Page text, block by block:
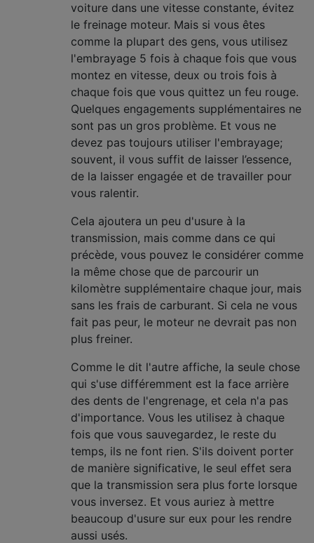
voiture dans une vitesse constante, évitez
le freinage moteur. Mais si vous êtes
comme la plupart des gens, vous utilisez
l'embrayage 5 fois à chaque fois que vous
montez en vitesse, deux ou trois fois à
chaque fois que vous quittez un feu rouge.
Quelques engagements supplémentaires ne
sont pas un gros problème. Et vous ne
devez pas toujours utiliser l'embrayage;
souvent, il vous suffit de laisser l’essence,
de la laisser engagée et de travailler pour
vous ralentir.
Cela ajoutera un peu d'usure à la
transmission, mais comme dans ce qui
précède, vous pouvez le considérer comme
la même chose que de parcourir un
kilomètre supplémentaire chaque jour, mais
sans les frais de carburant. Si cela ne vous
fait pas peur, le moteur ne devrait pas non
plus freiner.
Comme le dit l'autre affiche, la seule chose
qui s'use différemment est la face arrière
des dents de l'engrenage, et cela n'a pas
d'importance. Vous les utilisez à chaque
fois que vous sauvegardez, le reste du
temps, ils ne font rien. S'ils doivent porter
de manière significative, le seul effet sera
que la transmission sera plus forte lorsque
vous inversez. Et vous auriez à mettre
beaucoup d'usure sur eux pour les rendre
aussi usés.